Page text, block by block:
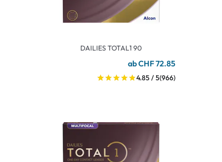
DAILIES TOTAL1 90
ab CHF 72.85
4.85 / 5(966)